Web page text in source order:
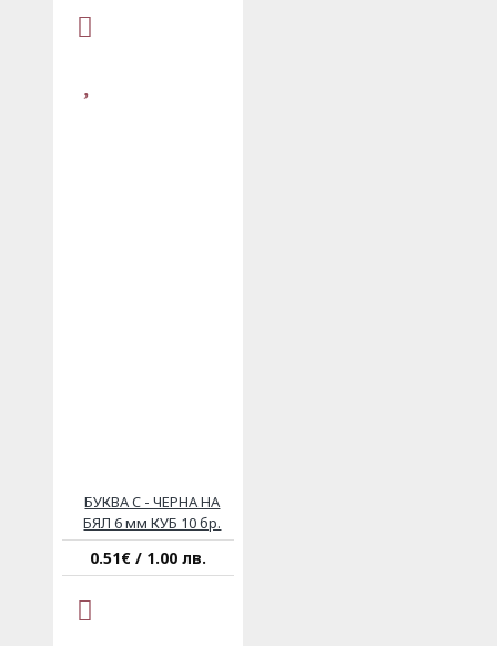
БУКВА C - ЧЕРНА НА
БЯЛ 6 мм КУБ 10 бр.
0.51€ / 1.00 лв.